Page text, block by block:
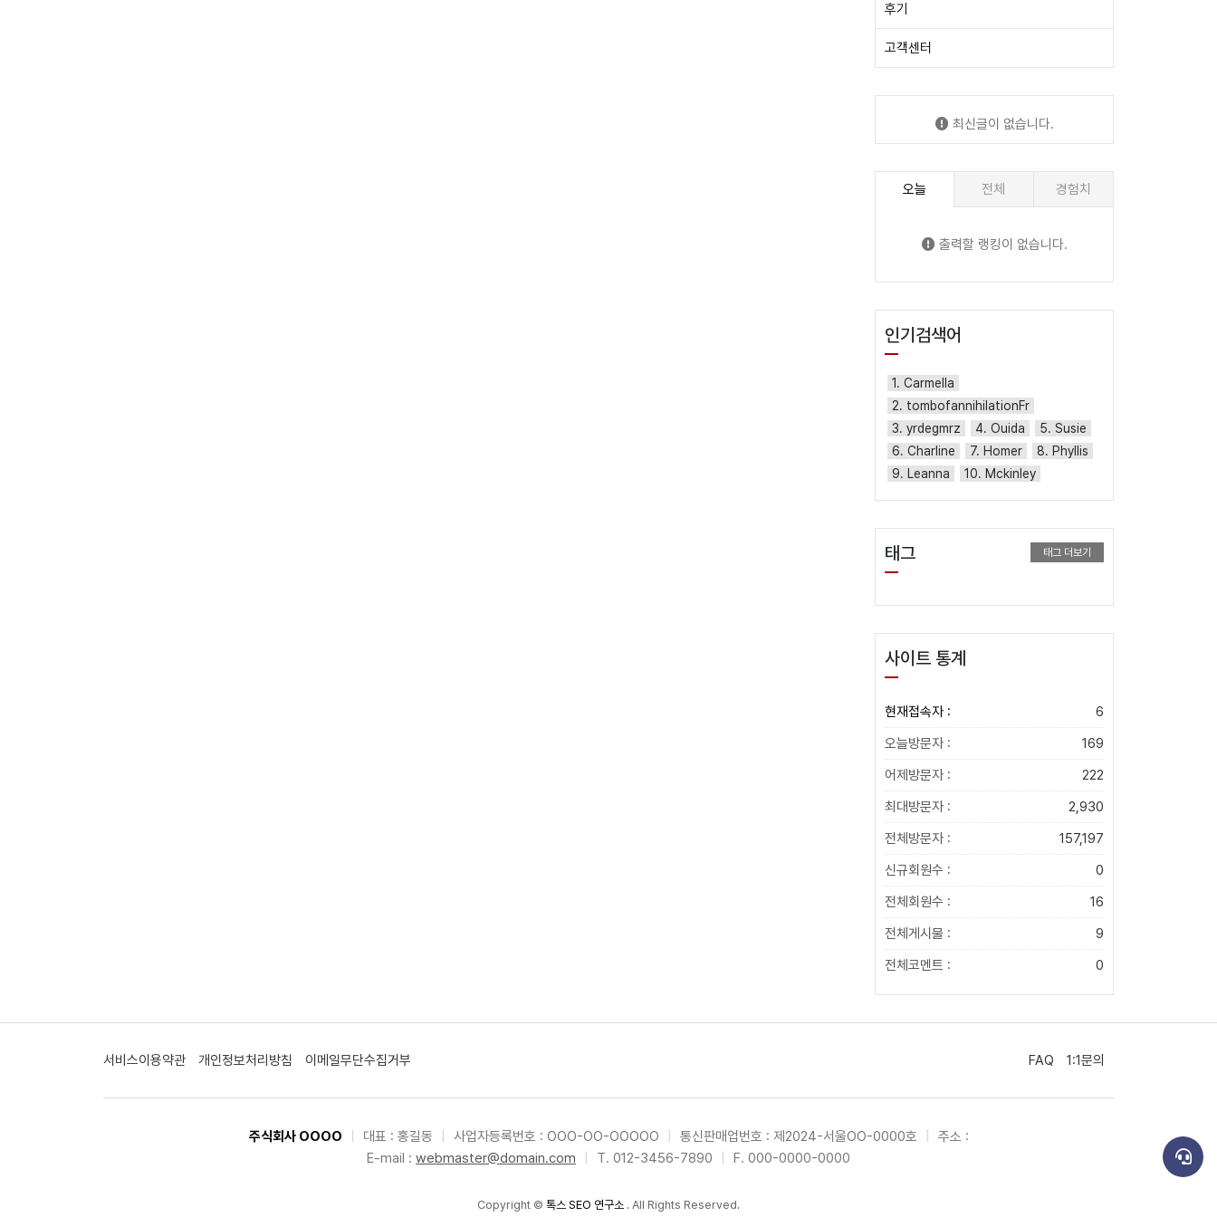
후기
고객센터
최신글이 없습니다.
오늘 전체 경험치
출력할 랭킹이 없습니다.
인기검색어
1. Carmella
2. tombofannihilationFr
3. yrdegmrz
4. Ouida
5. Susie
6. Charline
7. Homer
8. Phyllis
9. Leanna
10. Mckinley
태그 태그 더보기
사이트 통계
현재접속자 :
6
오늘방문자 :
169
어제방문자 :
222
최대방문자 :
2,930
전체방문자 :
157,197
신규회원수 :
0
전체회원수 :
16
전체게시물 :
9
전체코멘트 :
0
서비스이용약관 개인정보처리방침 이메일무단수집거부 FAQ 1:1문의
주식회사 OOOO 대표 : 홍길동 사업자등록번호 : OOO-OO-OOOOO 통신판매업번호 : 제2024-서울OO-0000호
주소 :
E-mail : webmaster@domain.com T. 012-3456-7890 F. 000-0000-0000
Copyright © 톡스 SEO 연구소 . All Rights Reserved.